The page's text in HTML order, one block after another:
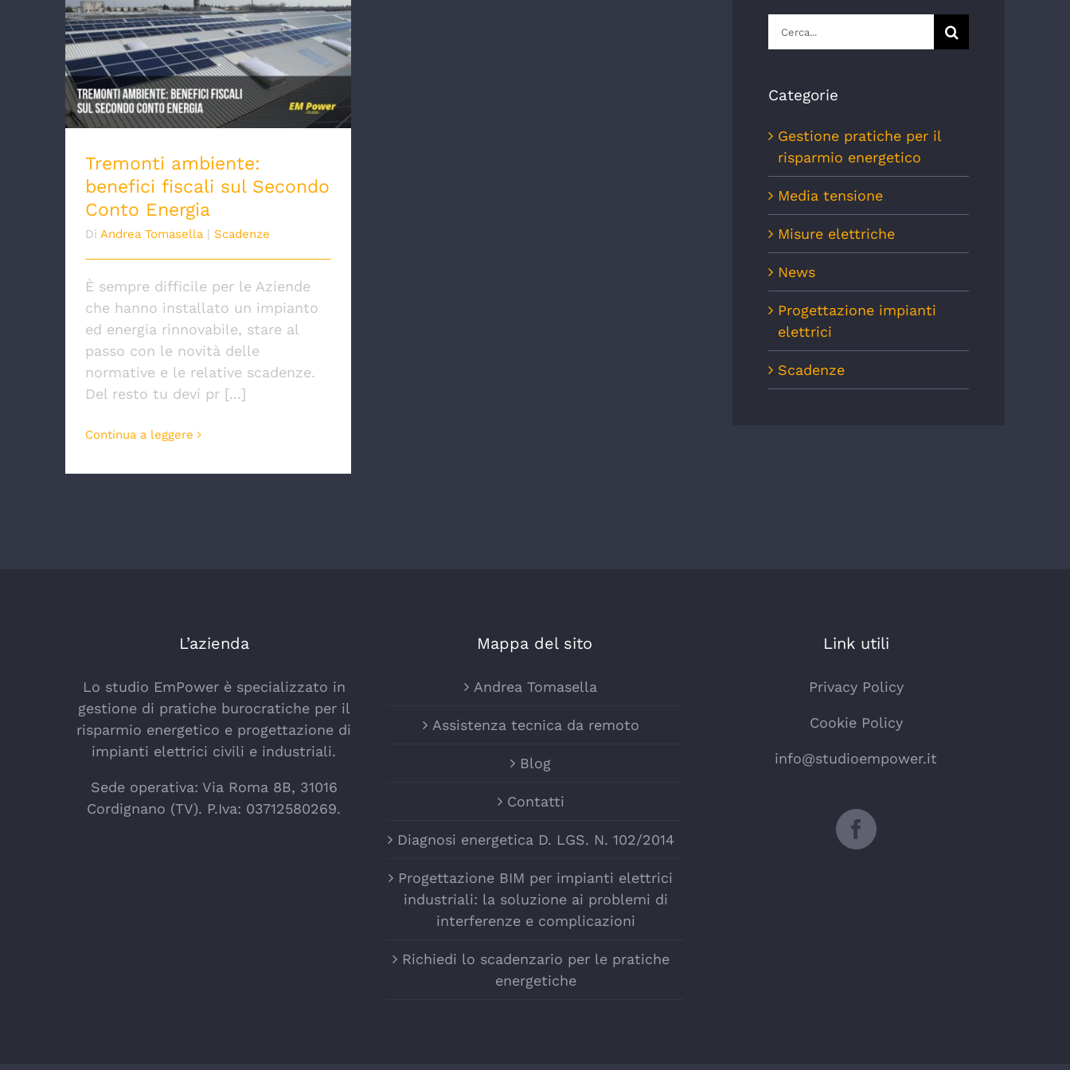
Tremonti ambiente: benefici fiscali sul
Secondo Conto Energia
Tremonti ambiente:
benefici fiscali sul Secondo
Conto Energia
Di Andrea Tomasella Scadenze
È sempre difficile per le Aziende
che hanno installato un impianto
ed energia rinnovabile, stare al
passo con le novità delle
normative e le relative scadenze.
Del resto tu devi pr [...]
Continua a leggere
per:
Categorie
Gestione pratiche per il
risparmio energetico
Media tensione
Misure elettriche
News
Progettazione impianti
elettrici
Scadenze
L’azienda
Lo studio EmPower è specializzato in
gestione di pratiche burocratiche per il
risparmio energetico e progettazione di
impianti elettrici civili e industriali.
Sede operativa: Via Roma 8B, 31016
Cordignano (TV). P.Iva: 03712580269.
Mappa del sito
Andrea Tomasella
Assistenza tecnica da remoto
Blog
Contatti
Diagnosi energetica D. LGS. N. 102/2014
Progettazione BIM per impianti elettrici
industriali: la soluzione ai problemi di
interferenze e complicazioni
Richiedi lo scadenzario per le pratiche
energetiche
Link utili
Privacy Policy
Cookie Policy
info@studioempower.it